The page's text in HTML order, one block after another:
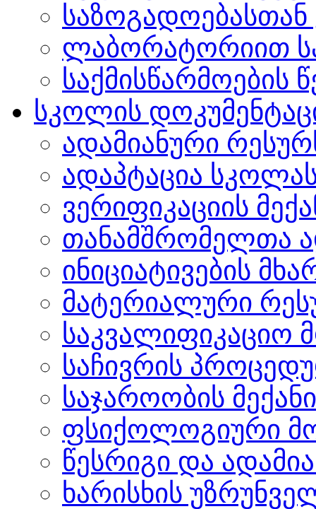
საზოგადოებასთან
ლაბორატორიით
საქმისწარმოების
სკოლის
ადამიანური
ადაპტაცია
ვერიფიკაციის
თანამშრომელთა
ინიციატივების
მატერიალური
საკვალიფიკაციო
საჩივრის
საჯაროობის
ფსიქოლოგიური
წესრიგი და
ხარისხის